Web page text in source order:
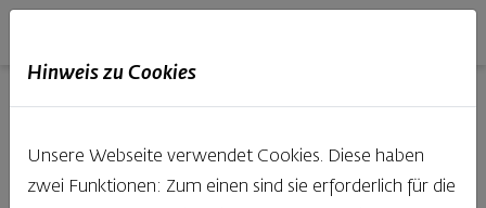
26.04.2021
Hinweis zu Cookies
Unsere Webseite verwendet Cookies. Diese haben
zwei Funktionen: Zum einen sind sie erforderlich für die